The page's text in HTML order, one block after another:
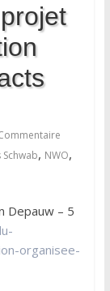
Schwab, NWO,
Depauw – 5
organisee-